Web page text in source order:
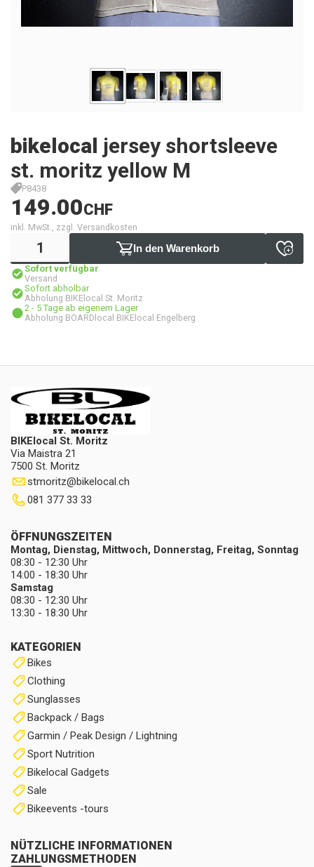
bikelocal jersey shortsleeve
st. moritz yellow M
P8438
149.00CHF
inkl. MwSt., zzgl. Versandkosten
In den Warenkorb
Sofort verfügbar
Versand
Sofort abholbar
Abholung BIKElocal St. Moritz
2 - 5 Tage ab eigenem Lager
Abholung BOARDlocal BIKElocal Engelberg
BIKElocal St. Moritz
Via Maistra 21
7500 St. Moritz
stmoritz@bikelocal.ch
081 377 33 33
KATEGORIEN
Bikes
Clothing
Sunglasses
Backpack / Bags
Garmin / Peak Design / Lightning
Sport Nutrition
Bikelocal Gadgets
Sale
Bikeevents -tours
NÜTZLICHE INFORMATIONEN
ZAHLUNGSMETHODEN
ÖFFNUNGSZEITEN
Montag, Dienstag, Mittwoch, Donnerstag, Freitag, Sonntag
08:30 - 12:30 Uhr
14:00 - 18:30 Uhr
Samstag
08:30 - 12:30 Uhr
13:30 - 18:30 Uhr